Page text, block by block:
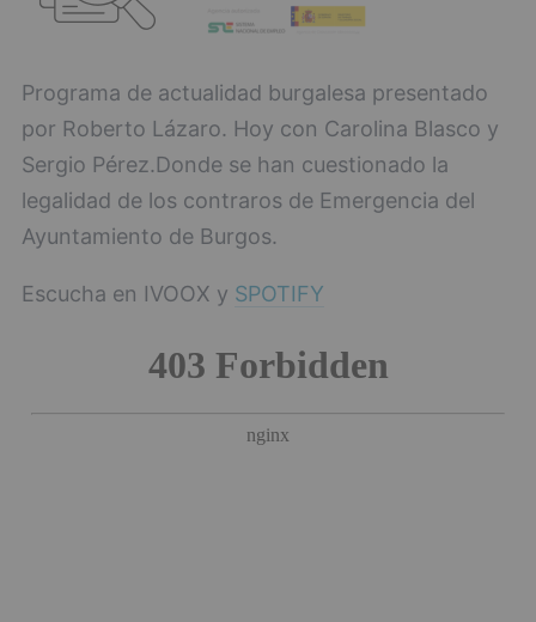
Programa de actualidad burgalesa presentado
por Roberto Lázaro. Hoy con Carolina Blasco y
Sergio Pérez.Donde se han cuestionado la
legalidad de los contraros de Emergencia del
Ayuntamiento de Burgos.
Escucha en IVOOX y SPOTIFY